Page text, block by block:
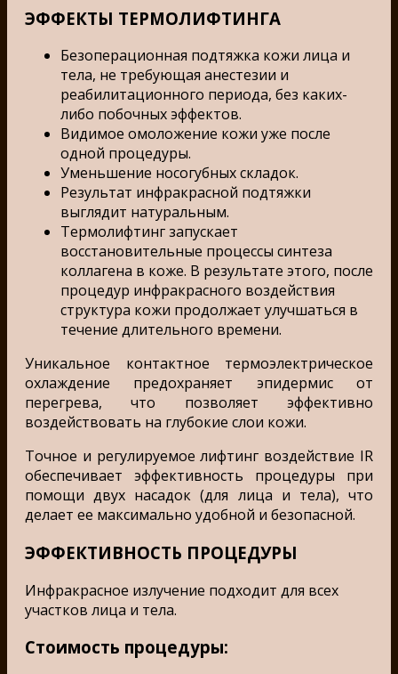
ЭФФЕКТЫ ТЕРМОЛИФТИНГА
Безоперационная подтяжка кожи лица и
тела, не требующая анестезии и
реабилитационного периода, без каких-
либо побочных эффектов.
Видимое омоложение кожи уже после
одной процедуры.
Уменьшение носогубных складок.
Результат инфракрасной подтяжки
выглядит натуральным.
Термолифтинг запускает
восстановительные процессы синтеза
коллагена в коже. В результате этого, после
процедур инфракрасного воздействия
структура кожи продолжает улучшаться в
течение длительного времени.
Уникальное контактное термоэлектрическое
охлаждение предохраняет эпидермис от
перегрева, что позволяет эффективно
воздействовать на глубокие слои кожи.
Точное и регулируемое лифтинг воздействие IR
обеспечивает эффективность процедуры при
помощи двух насадок (для лица и тела), что
делает ее максимально удобной и безопасной.
ЭФФЕКТИВНОСТЬ ПРОЦЕДУРЫ
Инфракрасное излучение подходит для всех
участков лица и тела.
Стоимость процедуры: